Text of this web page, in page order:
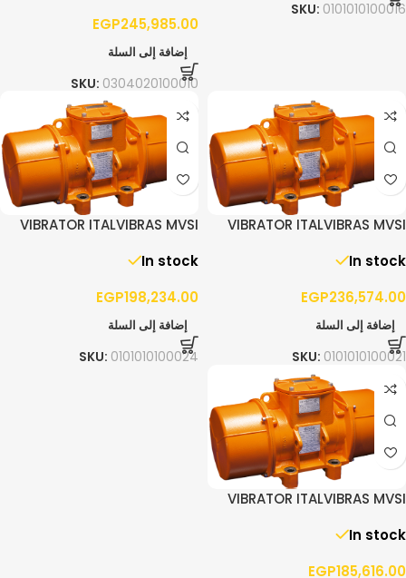
SKU: 0101010100016
EGP245,985.00
إضافة إلى السلة
SKU: 0304020100010
VIBRATOR ITALVIBRAS MVSI
In stock
EGP236,574.00
إضافة إلى السلة
SKU: 0101010100021
VIBRATOR ITALVIBRAS MVSI
In stock
EGP198,234.00
إضافة إلى السلة
SKU: 0101010100024
VIBRATOR ITALVIBRAS MVSI
In stock
EGP185,616.00